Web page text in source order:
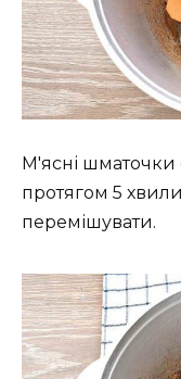
М'ясні шматочки
протягом 5
перемішувати.